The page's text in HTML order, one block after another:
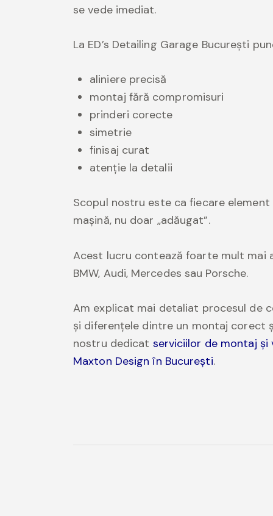
se vede imediat.
La ED’s Detailing Garage București
aliniere precisă
montaj fără compromisuri
prinderi corecte
simetrie
finisaj curat
atenție la detalii
Scopul nostru este ca fiecare
mașină, nu doar „adăugat”.
Acest lucru contează foarte mult mai
BMW, Audi, Mercedes sau Porsche.
Am explicat mai detaliat procesul de
și diferențele dintre un montaj corect
nostru dedicat serviciilor de montaj și
Maxton Design în București.